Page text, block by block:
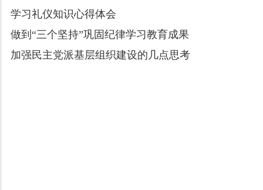
学习礼仪知识心得体会
做到“三个坚持”巩固纪律学习教育成果
加强民主党派基层组织建设的几点思考